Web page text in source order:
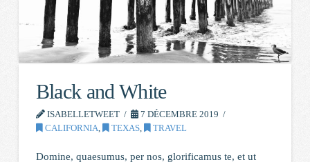
Black and White
ISABELLETWEET
7 DÉCEMBRE 2019
CALIFORNIA, TEXAS, TRAVEL
Domine, quaesumus, per nos, glorificamus te, et ut